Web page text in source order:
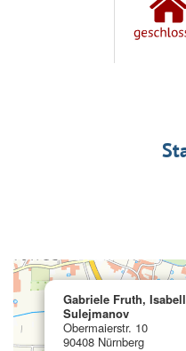
Gabriele Fruth,
Sulejmanov
Obermaierstr. 10
90408 Nürnberg